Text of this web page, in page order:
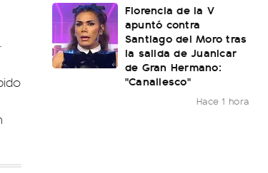
Florencia de la V
apuntó contra
Santiago del Moro tras
la salida de Juanicar
de Gran Hermano:
"Canallesco"
Hace 1 hora